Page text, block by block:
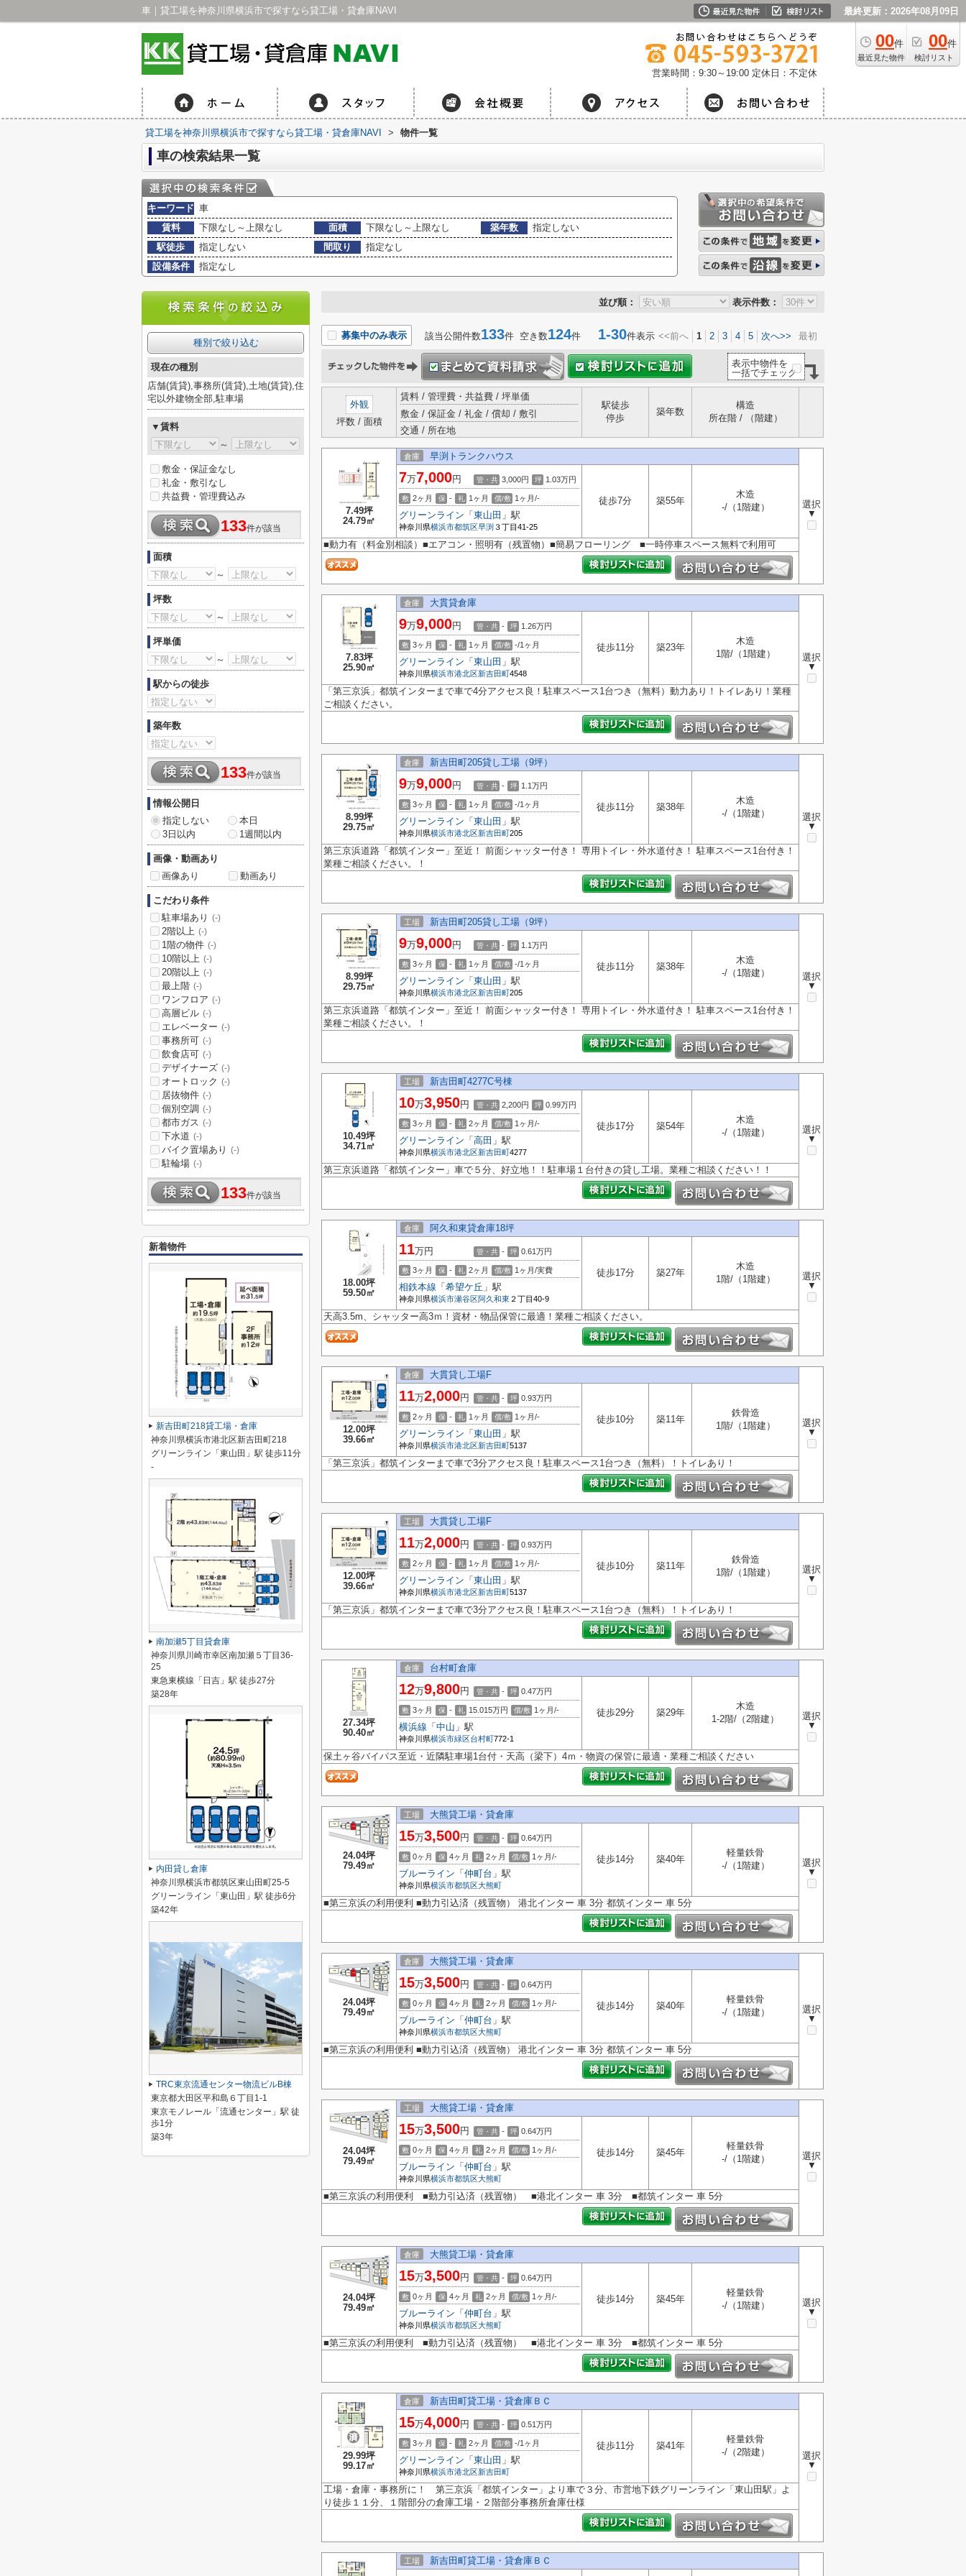
車｜貸工場を神奈川県横浜市で探すなら貸工場・貸倉庫NAVI 最終更新：2026年08月09日
00件
最近見た物件
00件
検討リスト
営業時間：9:30～19:00 定休日：不定休
貸工場を神奈川県横浜市で探すなら貸工場・貸倉庫NAVI > 物件一覧
車の検索結果一覧
キーワード 車
賃料
下限なし～上限なし 面積 下限なし～上限なし 築年数
指定しない
駅徒歩
指定しない 間取り
指定なし
設備条件
指定なし
並び順： 表示件数：
募集中のみ表示 該当公開件数133件 空き数124件 1-30件表示 <<前へ 1 2 3 4 5 次へ>> 最初
表示中物件を
一括でチェック
外観
坪数 / 面積
賃料 / 管理費・共益費 / 坪単価
敷金 / 保証金 / 礼金 / 償却 / 敷引
交通 / 所在地
駅徒歩
停歩
築年数
構造
所在階 / （階建）
7.49坪
24.79㎡
倉庫 早渕トランクハウス
選択
▼
7万7,000円 管・共 3,000円 坪 1.03万円
敷 2ヶ月 保 - 礼 1ヶ月 償/敷 1ヶ月/-
グリーンライン 「 東山田 」駅
神奈川県横浜市都筑区早渕 ３丁目41-25
徒歩7分 築55年
木造
-/（1階建）
■動力有（料金別相談）■エアコン・照明有（残置物）■簡易フローリング ■一時停車スペース無料で利用可
7.83坪
25.90㎡
倉庫 大貫貸倉庫
選択
▼
9万9,000円 管・共 - 坪 1.26万円
敷 3ヶ月 保 - 礼 1ヶ月 償/敷 -/1ヶ月
グリーンライン 「 東山田 」駅
神奈川県横浜市港北区 新吉田町4548
徒歩11分 築23年
木造
1階/（1階建）
「第三京浜」都筑インターまで車で4分アクセス良！駐車スペース1台つき（無料）動力あり！トイレあり！業種
ご相談ください。
8.99坪
29.75㎡
倉庫 新吉田町205貸し工場（9坪）
選択
▼
9万9,000円 管・共 - 坪 1.1 万円
敷 3ヶ月 保 - 礼 1ヶ月 償/敷 -/1ヶ月
グリーンライン 「 東山田 」駅
神奈川県横浜市港北区 新吉田町205
徒歩11分 築38年
木造
-/（1階建）
第三京浜道路「都筑インター」至近！ 前面シャッター付き！ 専用トイレ・外水道付き！ 駐車スペース1台付き！
業種ご相談ください。！
8.99坪
29.75㎡
工場 新吉田町205貸し工場（9坪）
選択
▼
9万9,000円 管・共 - 坪 1.1 万円
敷 3ヶ月 保 - 礼 1ヶ月 償/敷 -/1ヶ月
グリーンライン 「 東山田 」駅
神奈川県横浜市港北区 新吉田町205
徒歩11分 築38年
木造
-/（1階建）
第三京浜道路「都筑インター」至近！ 前面シャッター付き！ 専用トイレ・外水道付き！ 駐車スペース1台付き！
業種ご相談ください。！
10.49坪
34.71㎡
工場 新吉田町4277C号棟
選択
▼
10万3,950円 管・共 2,200円 坪 0.99万円
敷 3ヶ月 保 - 礼 2ヶ月 償/敷 1ヶ月/-
グリーンライン 「 高田 」駅
神奈川県横浜市港北区 新吉田町4277
徒歩17分 築54年
木造
-/（1階建）
第三京浜道路「都筑インター」車で５分、好立地！！駐車場１台付きの貸し工場。業種ご相談ください！！
18.00坪
59.50㎡
倉庫 阿久和東貸倉庫18坪
選択
▼
11万円 管・共 - 坪 0.61 万円
敷 3ヶ月 保 - 礼 2ヶ月 償/敷 1ヶ月/実費
相鉄本線 「 希望ケ丘 」駅
神奈川県横浜市瀬谷区 阿久和東 ２丁目40-9
徒歩17分 築27年
木造
1階/（1階建）
天高3.5m、シャッター高3ｍ！資材・物品保管に最適！業種ご相談ください。
12.00坪
39.66㎡
倉庫 大貫貸し工場F
選択
▼
11万2,000円 管・共 - 坪 0.93万円
敷 2ヶ月 保 - 礼 1ヶ月 償/敷 1ヶ月/-
グリーンライン 「 東山田 」駅
神奈川県横浜市港北区 新吉田町5137
徒歩10分 築11年
鉄骨造
1階/（1階建）
「第三京浜」都筑インターまで車で3分アクセス良！駐車スペース1台つき（無料）！トイレあり！
12.00坪
39.66㎡
工場 大貫貸し工場F
選択
▼
11万2,000円 管・共 - 坪 0.93万円
敷 2ヶ月 保 - 礼 1ヶ月 償/敷 1ヶ月/-
グリーンライン 「 東山田 」駅
神奈川県横浜市港北区 新吉田町5137
徒歩10分 築11年
鉄骨造
1階/（1階建）
「第三京浜」都筑インターまで車で3分アクセス良！駐車スペース1台つき（無料）！トイレあり！
27.34坪
90.40㎡
倉庫 台村町倉庫
選択
▼
12万9,800円 管・共 - 坪 0.47万円
敷 3ヶ月 保 - 礼 15.015万円 償/敷 1ヶ月/-
横浜線 「 中山 」駅
神奈川県横浜市緑区 台村町772-1
徒歩29分 築29年
木造
1-2階/（2階建）
保土ヶ谷バイパス至近・近隣駐車場1台付・天高（梁下）4ｍ・物資の保管に最適・業種ご相談ください
24.04坪
79.49㎡
工場 大熊貸工場・貸倉庫
選択
▼
15万3,500円 管・共 - 坪 0.64万円
敷 0ヶ月 保 4ヶ月 礼 2ヶ月 償/敷 1ヶ月/-
ブルーライン 「 仲町台 」駅
神奈川県横浜市都筑区大熊町
徒歩14分 築40年
軽量鉄骨
-/（1階建）
■第三京浜の利用便利 ■動力引込済（残置物） 港北インター 車 3分 都筑インター 車 5分
24.04坪
79.49㎡
倉庫 大熊貸工場・貸倉庫
選択
▼
15万3,500円 管・共 - 坪 0.64万円
敷 0ヶ月 保 4ヶ月 礼 2ヶ月 償/敷 1ヶ月/-
ブルーライン 「 仲町台 」駅
神奈川県横浜市都筑区大熊町
徒歩14分 築40年
軽量鉄骨
-/（1階建）
■第三京浜の利用便利 ■動力引込済（残置物） 港北インター 車 3分 都筑インター 車 5分
24.04坪
79.49㎡
工場 大熊貸工場・貸倉庫
選択
▼
15万3,500円 管・共 - 坪 0.64万円
敷 0ヶ月 保 4ヶ月 礼 2ヶ月 償/敷 1ヶ月/-
ブルーライン 「 仲町台 」駅
神奈川県横浜市都筑区大熊町
徒歩14分 築45年
軽量鉄骨
-/（1階建）
■第三京浜の利用便利 ■動力引込済（残置物） ■港北インター 車 3分 ■都筑インター 車 5分
24.04坪
79.49㎡
倉庫 大熊貸工場・貸倉庫
選択
▼
15万3,500円 管・共 - 坪 0.64万円
敷 0ヶ月 保 4ヶ月 礼 2ヶ月 償/敷 1ヶ月/-
ブルーライン 「 仲町台 」駅
神奈川県横浜市都筑区大熊町
徒歩14分 築45年
軽量鉄骨
-/（1階建）
■第三京浜の利用便利 ■動力引込済（残置物） ■港北インター 車 3分 ■都筑インター 車 5分
29.99坪
99.17㎡
倉庫 新吉田町貸工場・貸倉庫ＢＣ
選択
▼
15万4,000円 管・共 - 坪 0.51 万円
敷 3ヶ月 保 - 礼 2ヶ月 償/敷 -/1ヶ月
グリーンライン 「 東山田 」駅
神奈川県横浜市港北区 新吉田町
徒歩11分 築41年
軽量鉄骨
-/（2階建）
工場・倉庫・事務所に！ 第三京浜「都筑インター」より車で３分、市営地下鉄グリーンライン「東山田駅」よ
り徒歩１１分、１階部分の倉庫工場・２階部分事務所倉庫仕様
工場 新吉田町貸工場・貸倉庫ＢＣ
種別で絞り込む
現在の種別
店舗(賃貸),事務所(賃貸),土地(賃貸),住
宅以外建物全部,駐車場
▼賃料
～
敷金・保証金なし
礼金・敷引なし
共益費・管理費込み
133件が該当
面積
～
坪数
～
坪単価
～
駅からの徒歩
築年数
133件が該当
情報公開日
指定しない
本日
3日以内
1週間以内
画像・動画あり
画像あり
動画あり
こだわり条件
駐車場あり
(-)
2階以上 (-)
1階の物件 (-)
10階以上 (-)
20階以上 (-)
最上階 (-)
ワンフロア (-)
高層ビル (-)
エレベーター (-)
事務所可 (-)
飲食店可 (-)
デザイナーズ (-)
オートロック (-)
居抜物件 (-)
個別空調 (-)
都市ガス (-)
下水道 (-)
バイク置場あり (-)
駐輪場 (-)
133件が該当
新着物件
新吉田町218貸工場・倉庫
神奈川県横浜市港北区新吉田町218
グリーンライン「東山田」駅 徒歩11分
-
南加瀬5丁目貸倉庫
神奈川県川崎市幸区南加瀬５丁目36-
25
東急東横線「日吉」駅 徒歩27分
築28年
内田貸し倉庫
神奈川県横浜市都筑区東山田町25-5
グリーンライン「東山田」駅 徒歩6分
築42年
TRC東京流通センター物流ビルB棟
東京都大田区平和島６丁目1-1
東京モノレール「流通センター」駅 徒
歩1分
築3年